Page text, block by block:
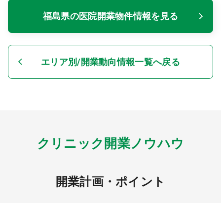
福島県の医院開業物件情報を見る
エリア別/開業動向情報一覧へ戻る
クリニック開業ノウハウ
開業計画・ポイント